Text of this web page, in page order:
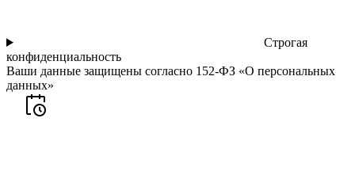
Строгая
конфиденциальность
Ваши данные защищены согласно 152-ФЗ «О персональных
данных»